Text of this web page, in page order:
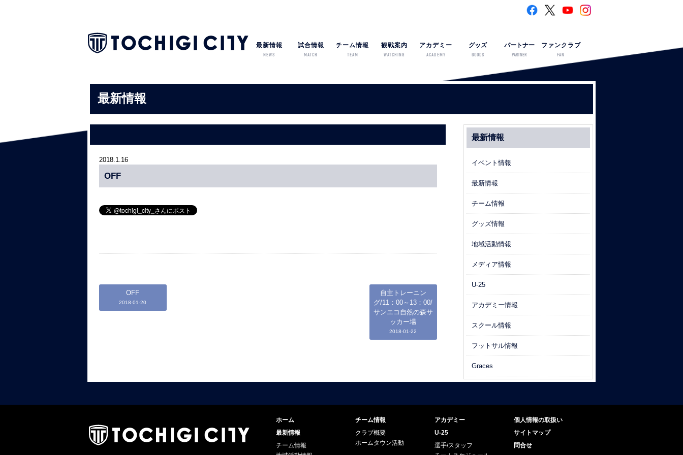
最新情報
NEWS
試合情報
MATCH
チーム情報
TEAM
観戦案内
WATCHING
アカデミー
ACADEMY
グッズ
GOODS
パートナー
PARTNER
ファンクラブ
FAN
最新情報
2018.1.16
OFF
OFF
2018-01-20
自主トレーニン
グ/11：00～13：00/
サンエコ自然の森サ
ッカー場
2018-01-22
最新情報
イベント情報
最新情報
チーム情報
グッズ情報
地域活動情報
メディア情報
U-25
アカデミー情報
スクール情報
フットサル情報
Graces
ホーム
最新情報
チーム情報
チーム情報
クラブ概要
ホームタウン活動
アカデミー
U-25
選手/スタッフ
個人情報の取扱い
サイトマップ
問合せ